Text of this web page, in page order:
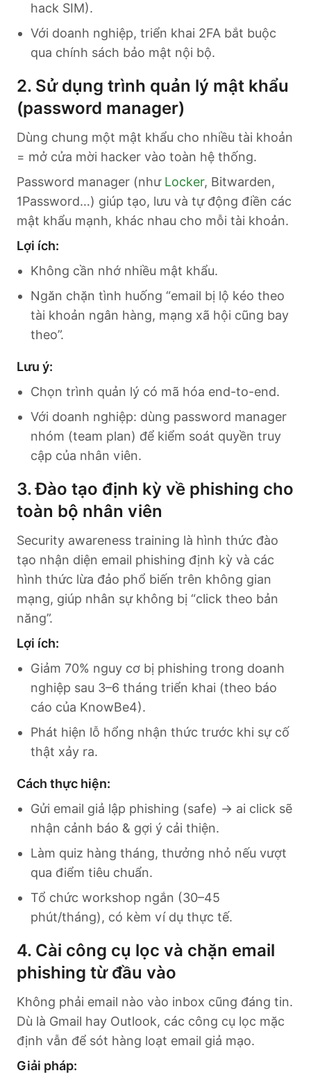
hack SIM).
Với doanh nghiệp, triển khai 2FA bắt buộc
qua chính sách bảo mật nội bộ.
2. Sử dụng trình quản lý mật khẩu
(password manager)
Dùng chung một mật khẩu cho nhiều tài khoản
= mở cửa mời hacker vào toàn hệ thống.
Password manager (như Locker, Bitwarden,
1Password…) giúp tạo, lưu và tự động điền các
mật khẩu mạnh, khác nhau cho mỗi tài khoản.
Lợi ích:
Không cần nhớ nhiều mật khẩu.
Ngăn chặn tình huống “email bị lộ kéo theo
tài khoản ngân hàng, mạng xã hội cũng bay
theo”.
Lưu ý:
Chọn trình quản lý có mã hóa end-to-end.
Với doanh nghiệp: dùng password manager
nhóm (team plan) để kiểm soát quyền truy
cập của nhân viên.
3. Đào tạo định kỳ về phishing cho
toàn bộ nhân viên
Security awareness training là hình thức đào
tạo nhận diện email phishing định kỳ và các
hình thức lừa đảo phổ biến trên không gian
mạng, giúp nhân sự không bị “click theo bản
năng”.
Lợi ích:
Giảm 70% nguy cơ bị phishing trong doanh
nghiệp sau 3–6 tháng triển khai (theo báo
cáo của KnowBe4).
Phát hiện lỗ hổng nhận thức trước khi sự cố
thật xảy ra.
Cách thực hiện:
Gửi email giả lập phishing (safe) → ai click sẽ
nhận cảnh báo & gợi ý cải thiện.
Làm quiz hàng tháng, thưởng nhỏ nếu vượt
qua điểm tiêu chuẩn.
Tổ chức workshop ngắn (30–45
phút/tháng), có kèm ví dụ thực tế.
4. Cài công cụ lọc và chặn email
phishing từ đầu vào
Không phải email nào vào inbox cũng đáng tin.
Dù là Gmail hay Outlook, các công cụ lọc mặc
định vẫn để sót hàng loạt email giả mạo.
Giải pháp: